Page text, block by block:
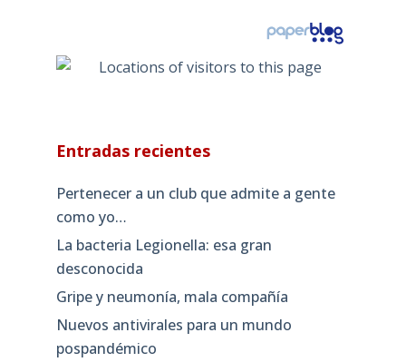
Entradas recientes
Pertenecer a un club que admite a gente
como yo…
La bacteria Legionella: esa gran
desconocida
Gripe y neumonía, mala compañía
Nuevos antivirales para un mundo
pospandémico